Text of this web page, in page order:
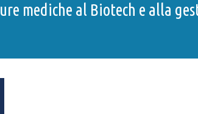
mediche al Biotech e alla